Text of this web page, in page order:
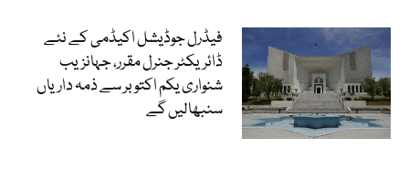
فیڈرل جوڈیشل اکیڈمی کے نئے
ڈائریکٹر جنرل مقرر، جہانزیب
شنواری یکم اکتوبر سے ذمہ داریاں
سنبھالیں گے